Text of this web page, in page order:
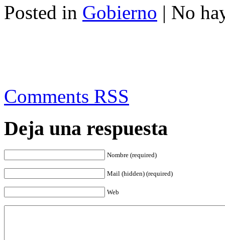
Posted in Gobierno | No
Comments RSS
Deja una respuesta
Nombre (required)
Mail (hidden) (required)
Web